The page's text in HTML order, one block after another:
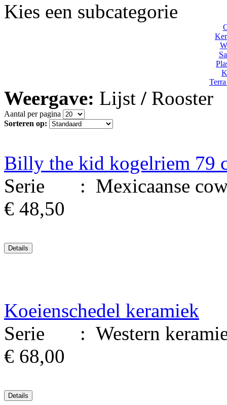
Kies een subcategorie
Weergave: Lijst / Rooster
Aantal per pagina
Sorteren op:
Billy the kid kogelriem 79
Serie : Mexicaanse
€ 48,50
Koeienschedel keramiek
Serie : Western
€ 68,00